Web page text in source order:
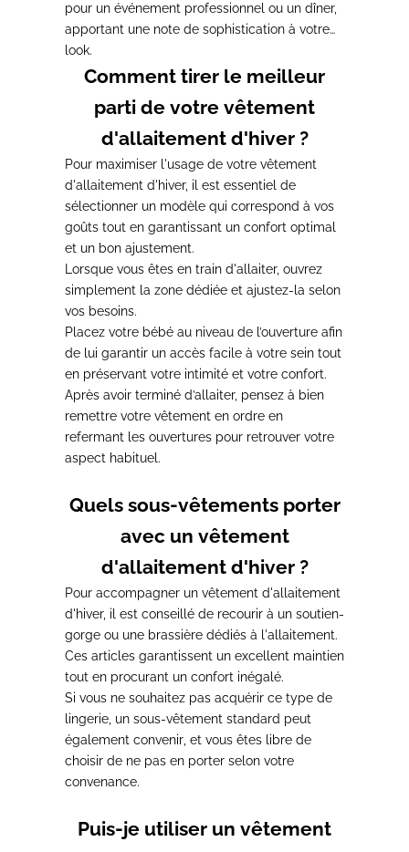
pour un événement professionnel ou un dîner,
apportant une note de sophistication à votre
look.
Comment tirer le meilleur
parti de votre vêtement
d'allaitement d'hiver ?
Pour maximiser l'usage de votre vêtement
d'allaitement d'hiver, il est essentiel de
sélectionner un modèle qui correspond à vos
goûts tout en garantissant un confort optimal
et un bon ajustement.
Lorsque vous êtes en train d'allaiter, ouvrez
simplement la zone dédiée et ajustez-la selon
vos besoins.
Placez votre bébé au niveau de l’ouverture afin
de lui garantir un accès facile à votre sein tout
en préservant votre intimité et votre confort.
Après avoir terminé d’allaiter, pensez à bien
remettre votre vêtement en ordre en
refermant les ouvertures pour retrouver votre
aspect habituel.
Quels sous-vêtements porter
avec un vêtement
d'allaitement d'hiver ?
Pour accompagner un vêtement d'allaitement
d'hiver, il est conseillé de recourir à un soutien-
gorge ou une brassière dédiés à l'allaitement.
Ces articles garantissent un excellent maintien
tout en procurant un confort inégalé.
Si vous ne souhaitez pas acquérir ce type de
lingerie, un sous-vêtement standard peut
également convenir, et vous êtes libre de
choisir de ne pas en porter selon votre
convenance.
Puis-je utiliser un vêtement